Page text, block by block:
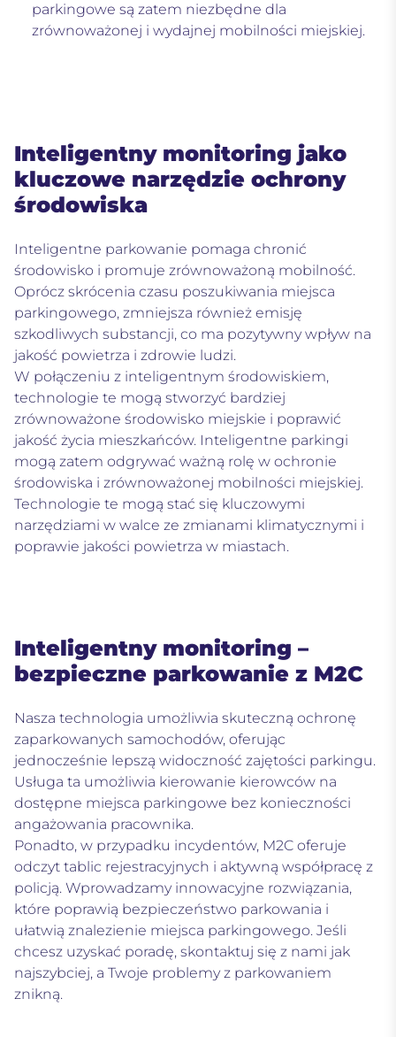
parkingowe są zatem niezbędne dla
zrównoważonej i wydajnej mobilności miejskiej.
Inteligentny monitoring jako
kluczowe narzędzie ochrony
środowiska
Inteligentne parkowanie pomaga chronić
środowisko i promuje zrównoważoną mobilność.
Oprócz skrócenia czasu poszukiwania miejsca
parkingowego, zmniejsza również emisję
szkodliwych substancji, co ma pozytywny wpływ na
jakość powietrza i zdrowie ludzi.
W połączeniu z inteligentnym środowiskiem,
technologie te mogą stworzyć bardziej
zrównoważone środowisko miejskie i poprawić
jakość życia mieszkańców. Inteligentne parkingi
mogą zatem odgrywać ważną rolę w ochronie
środowiska i zrównoważonej mobilności miejskiej.
Technologie te mogą stać się kluczowymi
narzędziami w walce ze zmianami klimatycznymi i
poprawie jakości powietrza w miastach.
Inteligentny monitoring –
bezpieczne parkowanie z M2C
Nasza technologia umożliwia skuteczną ochronę
zaparkowanych samochodów, oferując
jednocześnie lepszą widoczność zajętości parkingu.
Usługa ta umożliwia kierowanie kierowców na
dostępne miejsca parkingowe bez konieczności
angażowania pracownika.
Ponadto, w przypadku incydentów, M2C oferuje
odczyt tablic rejestracyjnych i aktywną współpracę z
policją. Wprowadzamy innowacyjne rozwiązania,
które poprawią bezpieczeństwo parkowania i
ułatwią znalezienie miejsca parkingowego. Jeśli
chcesz uzyskać poradę, skontaktuj się z nami jak
najszybciej, a Twoje problemy z parkowaniem
znikną.